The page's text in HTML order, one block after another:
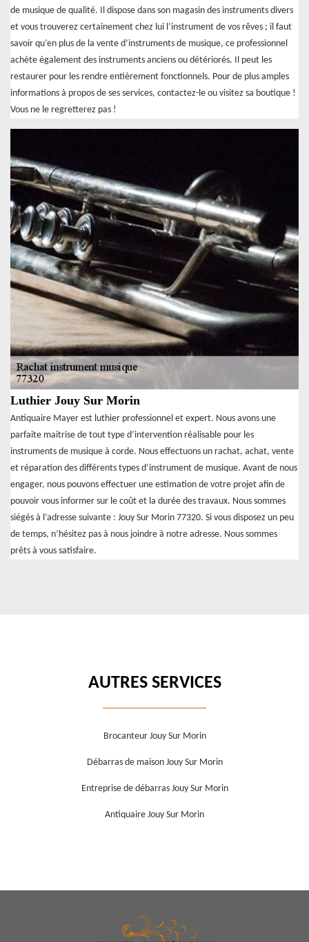
de musique de qualité. Il dispose dans son magasin des instruments divers
et vous trouverez certainement chez lui l’instrument de vos rêves ; il faut
savoir qu’en plus de la vente d’instruments de musique, ce professionnel
achète également des instruments anciens ou détériorés. Il peut les
restaurer pour les rendre entièrement fonctionnels. Pour de plus amples
informations à propos de ses services, contactez-le ou visitez sa boutique !
Vous ne le regretterez pas !
Luthier Jouy Sur Morin
Antiquaire Mayer est luthier professionnel et expert. Nous avons une
parfaite maitrise de tout type d’intervention réalisable pour les
instruments de musique à corde. Nous effectuons un rachat, achat, vente
et réparation des différents types d’instrument de musique. Avant de nous
engager, nous pouvons effectuer une estimation de votre projet afin de
pouvoir vous informer sur le coût et la durée des travaux. Nous sommes
siégés à l’adresse suivante : Jouy Sur Morin 77320. Si vous disposez un peu
de temps, n’hésitez pas à nous joindre à notre adresse. Nous sommes
prêts à vous satisfaire.
AUTRES SERVICES
Brocanteur Jouy Sur Morin
Débarras de maison Jouy Sur Morin
Entreprise de débarras Jouy Sur Morin
Antiquaire Jouy Sur Morin